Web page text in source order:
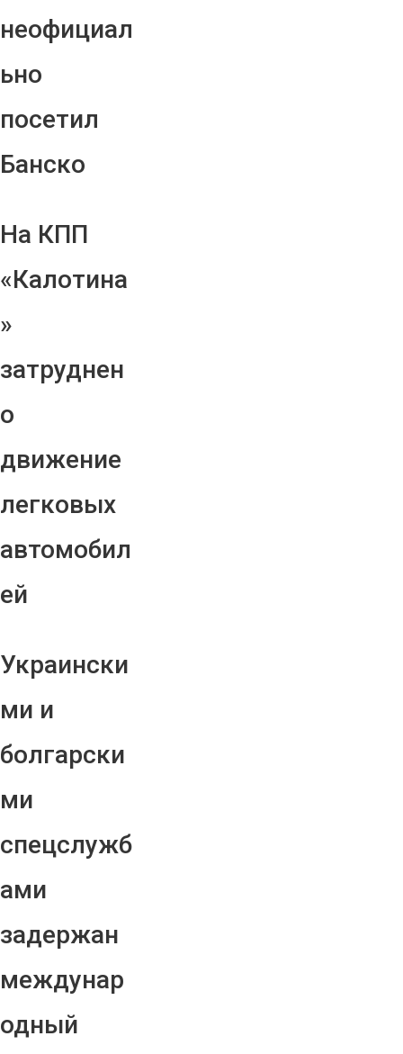
неофициал
ьно
посетил
Банско
На КПП
«Калотина
»
затруднен
о
движение
легковых
автомобил
ей
Украински
ми и
болгарски
ми
спецслужб
ами
задержан
междунар
одный